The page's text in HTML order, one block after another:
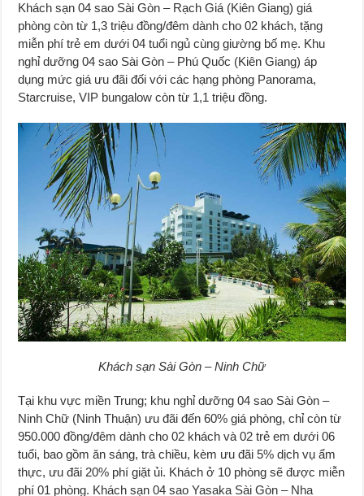
Khách sạn 04 sao Sài Gòn – Rạch Giá (Kiên Giang) giá
phòng còn từ 1,3 triệu đồng/đêm dành cho 02 khách, tặng
miễn phí trẻ em dưới 04 tuổi ngủ cùng giường bố mẹ. Khu
nghỉ dưỡng 04 sao Sài Gòn – Phú Quốc (Kiên Giang) áp
dụng mức giá ưu đãi đối với các hạng phòng Panorama,
Starcruise, VIP bungalow còn từ 1,1 triệu đồng.
Khách sạn Sài Gòn – Ninh Chữ
Tại khu vực miền Trung; khu nghỉ dưỡng 04 sao Sài Gòn –
Ninh Chữ (Ninh Thuận) ưu đãi đến 60% giá phòng, chỉ còn từ
950.000 đồng/đêm dành cho 02 khách và 02 trẻ em dưới 06
tuổi, bao gồm ăn sáng, trà chiều, kèm ưu đãi 5% dịch vụ ẩm
thực, ưu đãi 20% phí giặt ủi. Khách ở 10 phòng sẽ được miễn
phí 01 phòng. Khách sạn 04 sao Yasaka Sài Gòn – Nha